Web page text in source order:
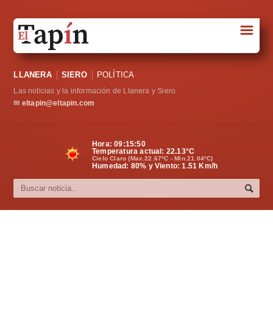
Sociedad
Política
Cultura
☰
LLANERA SIERO POLÍTICA
Las noticias y la información de Llanera y Siero
✉ eltapin@eltapin.com
Hora:09:15:51
Temperatura actual: 22.13°C
Cielo Claro (Max.22.67ºC - Min.21.04ºC)
Humedad: 80% y Viento: 1.51 Km/h